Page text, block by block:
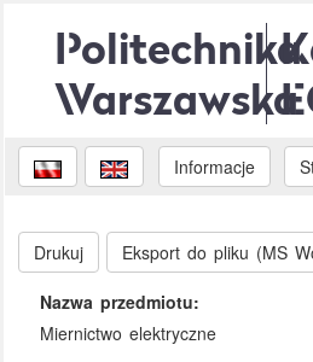
Politechnika
Warszawska
Informacje
Drukuj Eksport do pliku (MS
Nazwa przedmiotu:
Miernictwo elektryczne